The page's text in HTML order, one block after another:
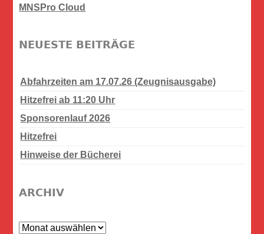
MNSPro Cloud
NEUESTE BEITRÄGE
Abfahrzeiten am 17.07.26 (Zeugnisausgabe)
Hitzefrei ab 11:20 Uhr
Sponsorenlauf 2026
Hitzefrei
Hinweise der Bücherei
ARCHIV
Archiv